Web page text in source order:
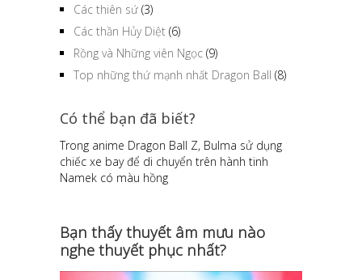
Các thiên sứ (3)
Các thần Hủy Diệt (6)
Rồng và Những viên Ngọc (9)
Top những thứ mạnh nhất Dragon Ball (8)
Có thể bạn đã biết?
Trong anime Dragon Ball Z, Bulma sử dụng
chiếc xe bay để di chuyển trên hành tinh
Namek có màu hồng
Bạn thấy thuyết âm mưu nào
nghe thuyết phục nhất?